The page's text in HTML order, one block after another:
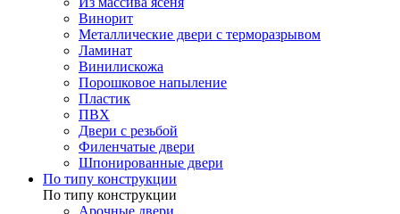
Винорит
Металлические двери с терморазрывом
Ламинат
Винилискожа
Порошковое напыление
Пластик
ПВХ
Двери с резьбой
Филенчатые двери
Шпонированные двери
По типу конструкции
По типу конструкции